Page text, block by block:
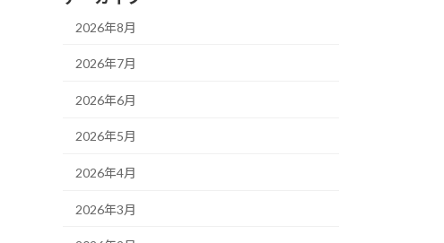
2026年8月
2026年7月
2026年6月
2026年5月
2026年4月
2026年3月